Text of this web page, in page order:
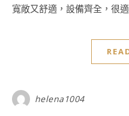
寬敞又舒適，設備齊全，很
helena1004